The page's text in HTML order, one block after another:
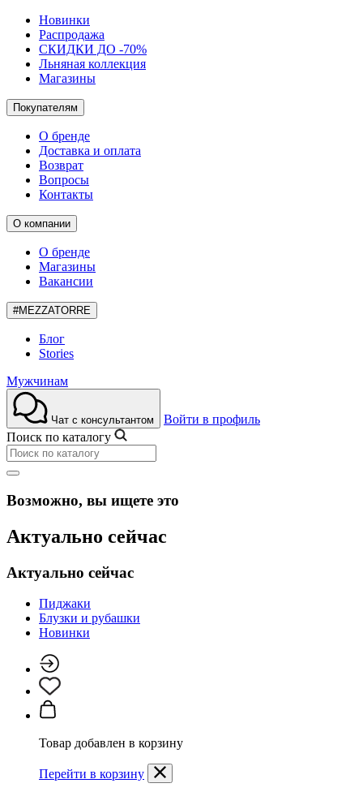
Новинки
Распродажа
СКИДКИ ДО -70%
Льняная коллекция
Магазины
Покупателям
О бренде
Доставка и оплата
Возврат
Вопросы
Контакты
О компании
О бренде
Магазины
Вакансии
#MEZZATORRE
Блог
Stories
Мужчинам
Чат с консультантом
Войти в профиль
Поиск по каталогу
Возможно, вы ищете это
Актуально сейчас
Актуально сейчас
Пиджаки
Блузки и рубашки
Новинки
Товар добавлен в корзину
Перейти в корзину